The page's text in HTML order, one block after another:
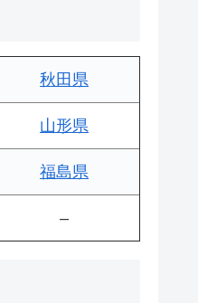
秋田県
山形県
福島県
–